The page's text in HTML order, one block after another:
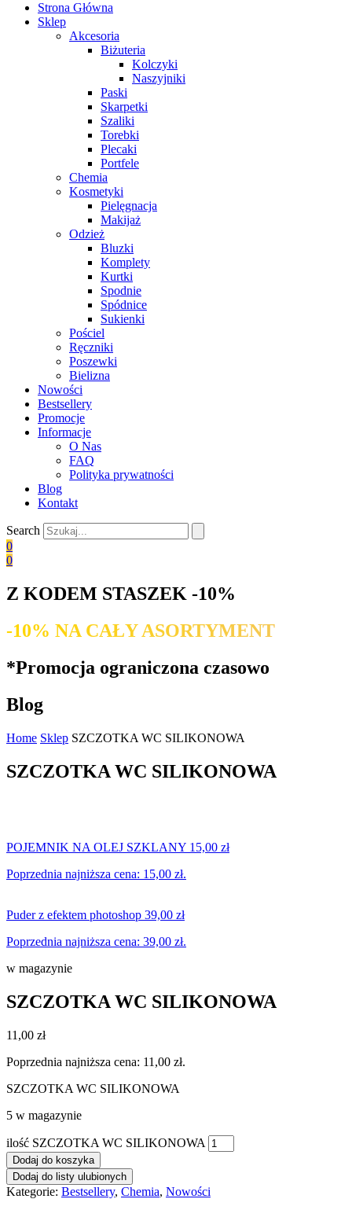
Strona Główna
Sklep
Akcesoria
Biżuteria
Kolczyki
Naszyjniki
Paski
Skarpetki
Szaliki
Torebki
Plecaki
Portfele
Chemia
Kosmetyki
Pielęgnacja
Makijaż
Odzież
Bluzki
Komplety
Kurtki
Spodnie
Spódnice
Sukienki
Pościel
Ręczniki
Poszewki
Bielizna
Nowości
Bestsellery
Promocje
Informacje
O Nas
FAQ
Polityka prywatności
Blog
Kontakt
Search
0
0
Z KODEM STASZEK -10%
-10% NA CAŁY ASORTYMENT
*Promocja ograniczona czasowo
Blog
Home Sklep SZCZOTKA WC SILIKONOWA
SZCZOTKA WC SILIKONOWA
POJEMNIK NA OLEJ SZKLANY 15,00 zł
Poprzednia najniższa cena: 15,00 zł.
Puder z efektem photoshop 39,00 zł
Poprzednia najniższa cena: 39,00 zł.
w magazynie
SZCZOTKA WC SILIKONOWA
11,00 zł
Poprzednia najniższa cena: 11,00 zł.
SZCZOTKA WC SILIKONOWA
5 w magazynie
ilość SZCZOTKA WC SILIKONOWA
Dodaj do koszyka
Dodaj do listy ulubionych
Kategorie: Bestsellery, Chemia, Nowości